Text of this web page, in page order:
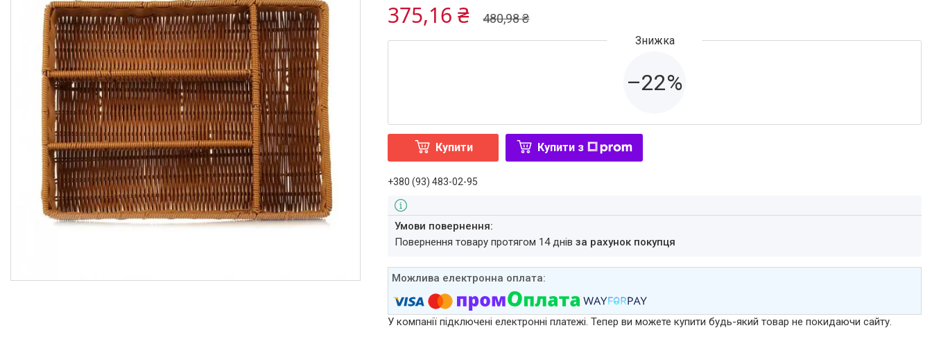
480,98 ₴
375,16 ₴
–22%
Купити Купити з
+380 (93) 483-02-95
повернення товару протягом 14 днівза рахунок покупця
У компанії підключені електронні платежі. Тепер ви можете купити будь-який товар не покидаючи сайту.